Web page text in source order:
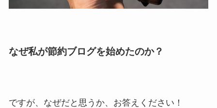
なぜ私が節約ブログを始めたのか？
ですが、なぜだと思うか、お答えください！